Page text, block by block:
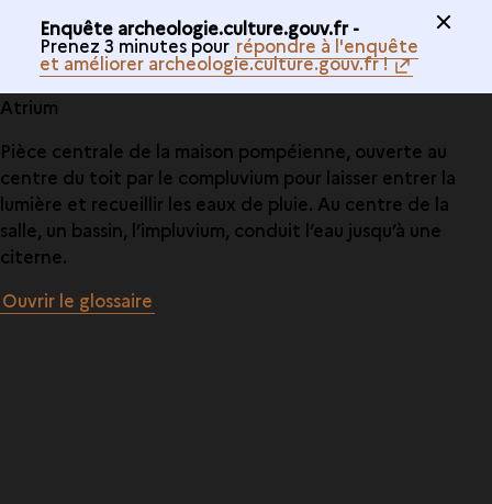
Enquête archeologie.culture.gouv.fr -
Prenez 3 minutes pour répondre à l'enquête
et améliorer archeologie.culture.gouv.fr !
Atrium
Pièce centrale de la maison pompéienne, ouverte au
centre du toit par le compluvium pour laisser entrer la
lumière et recueillir les eaux de pluie. Au centre de la
salle, un bassin, l’impluvium, conduit l’eau jusqu’à une
citerne.
Ouvrir le glossaire